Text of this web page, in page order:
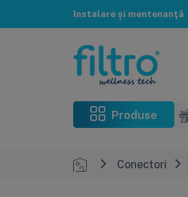
Instalare și mentenanță
Produse
Conectori